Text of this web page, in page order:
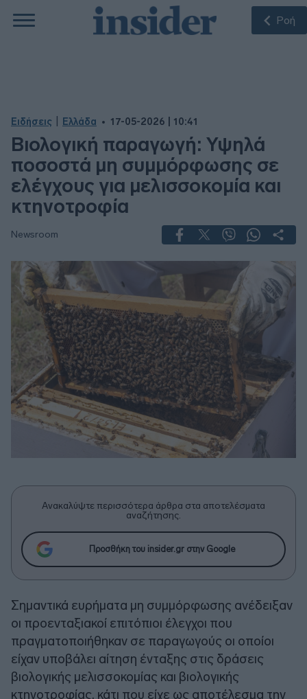
Ροή
Ειδήσεις Ελλάδα 17-05-2026 | 10:41
Βιολογική παραγωγή: Υψηλά
ποσοστά μη συμμόρφωσης σε
ελέγχους για μελισσοκομία και
κτηνοτροφία
Newsroom
Ανακαλύψτε περισσότερα άρθρα στα αποτελέσματα
αναζήτησης.
Προσθήκη του insider.gr στην Google
Σημαντικά ευρήματα μη συμμόρφωσης ανέδειξαν
οι προενταξιακοί επιτόπιοι έλεγχοι που
πραγματοποιήθηκαν σε παραγωγούς οι οποίοι
είχαν υποβάλει αίτηση ένταξης στις δράσεις
βιολογικής μελισσοκομίας και βιολογικής
κτηνοτροφίας, κάτι που είχε ως αποτέλεσμα την